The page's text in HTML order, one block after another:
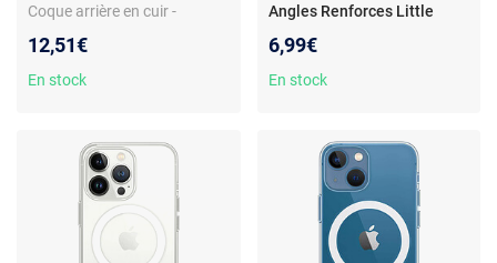
Coque arrière en cuir -
Protection anti-rayures -
Apple d'origine
12,51€
En stock
Angles Renforces Little
6,99€
En stock